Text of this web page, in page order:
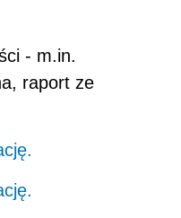
- m.in.
raport ze